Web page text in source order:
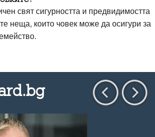
свят сигурността и предвидимостта
неща, които човек може да осигури за